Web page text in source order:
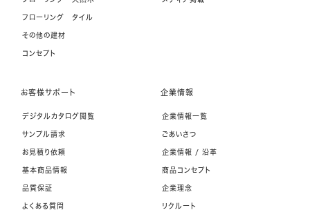
フローリング タイル
その他の建材
コンセプト
お客様サポート
デジタルカタログ閲覧
サンプル請求
お見積り依頼
基本商品情報
品質保証
よくある質問
企業情報
企業情報一覧
ごあいさつ
企業情報 / 沿革
商品コンセプト
企業理念
リクルート